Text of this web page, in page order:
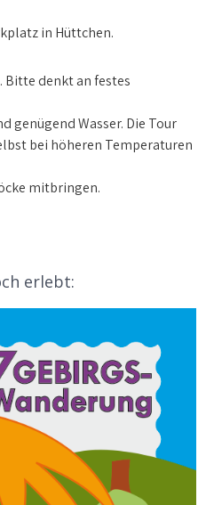
in Hüttchen.
Bitte denkt an festes
genügend Wasser. Die Tour
bei höheren Temperaturen
mitbringen.
erlebt: